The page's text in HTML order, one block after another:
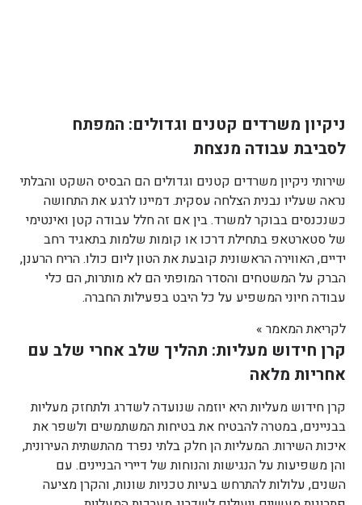
ניקיון משרדים קטנים וגדולים: המפתח
לסביבת עבודה מנצחת
שירותי ניקיון משרדים קטנים וגדולים הם הבסיס השקט והבלתי
נראה שעליו נבנית הצלחה עסקית. דמיינו לרגע את התחושה
כשנכנסים בבוקר למשרד. בין אם זה חלל עבודה קטן ואינטימי
של סטארטאפ בתחילת דרכו או קומות שלמות בתאגיד רחב
ידיים, האווירה הראשונית קובעת את הטון ליום כולו. הריח הרענן,
הברק על המשטחים והסדר המופתי הם לא מותרות, הם כלי
עבודה חיוני המשפיע על כל היבט בפעילות החברה.
לקריאת המאמר »
קרן חידוש מעליות: תהליך שלב אחרי שלב עם
אחריות מלאה
קרן חידוש מעליות היא יוזמה שנועדה לשדרג ולתחזק מעליות
בבניינים, במטרה להבטיח את בטיחות המשתמשים ולשפר את
איכות השירות. המעליות הן חלק בלתי נפרד מהתשתית העירונית,
והן משפיעות על הנגישות והנוחות של דיירי הבניינים. עם
השנים, עלולות להתרחש בעיות טכניות שונות, והקרן מציעה